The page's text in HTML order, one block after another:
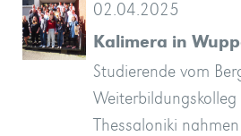
02.04.2025
Kalimera in
Studierende vom
Thessaloniki